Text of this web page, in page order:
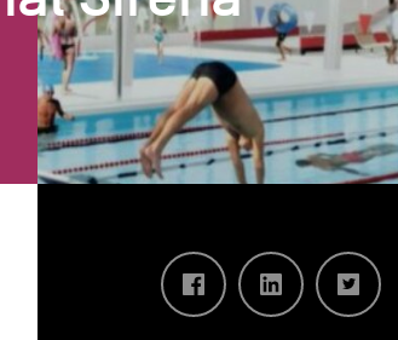
FacebookLinkedInTwitter